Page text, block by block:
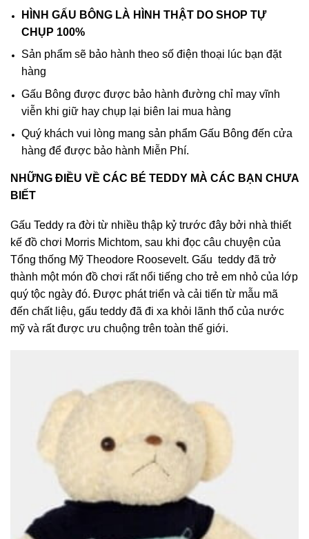
HÌNH GẤU BÔNG LÀ HÌNH THẬT DO SHOP TỰ
CHỤP 100%
Sản phẩm sẽ bảo hành theo số điện thoại lúc bạn đặt
hàng
Gấu Bông được được bảo hành đường chỉ may vĩnh
viễn khi giữ hay chụp lại biên lai mua hàng
Quý khách vui lòng mang sản phẩm Gấu Bông đến cửa
hàng để được bảo hành Miễn Phí.
NHỮNG ĐIỀU VỀ CÁC BÉ TEDDY MÀ CÁC BẠN CHƯA
BIẾT
Gấu Teddy ra đời từ nhiều thập kỷ trước đây bởi nhà thiết
kế đồ chơi Morris Michtom, sau khi đọc câu chuyện của
Tổng thống Mỹ Theodore Roosevelt. Gấu teddy đã trở
thành một món đồ chơi rất nổi tiếng cho trẻ em nhỏ của lớp
quý tộc ngày đó. Được phát triển và cải tiến từ mẫu mã
đến chất liệu, gấu teddy đã đi xa khỏi lãnh thổ của nước
mỹ và rất được ưu chuộng trên toàn thế giới.